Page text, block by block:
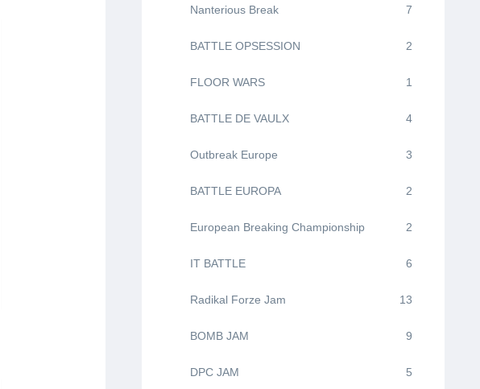
Nanterious Break 7
BATTLE OPSESSION 2
FLOOR WARS 1
BATTLE DE VAULX 4
Outbreak Europe 3
BATTLE EUROPA 2
European Breaking Championship 2
IT BATTLE 6
Radikal Forze Jam 13
BOMB JAM 9
DPC JAM 5